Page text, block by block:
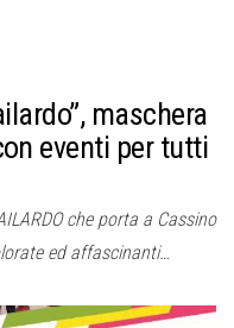
maschera
eventi per tutti
che porta a Cassino
ed affascinanti…